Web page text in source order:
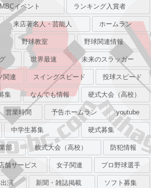
MBCイベント ランキング入賞者
来店著名人・芸能人 ホームラン
野球教室 野球関連情報
世界最速 未来のスラッガー
関連 スイングスピード 投球スピード
集 なんでも情報 硬式大会（高校）
営業時間 予告ホームラン youtube
中学生募集 硬式募集
部 軟式大会（高校） 防犯情報
舗サービス 女子関連 プロ野球選手
演 新聞・雑誌掲載 ソフト募集